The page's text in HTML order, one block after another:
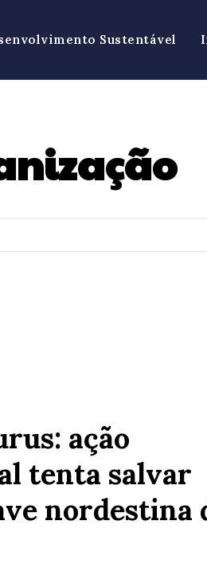
Sustentável
ação
tenta salvar
nordestina